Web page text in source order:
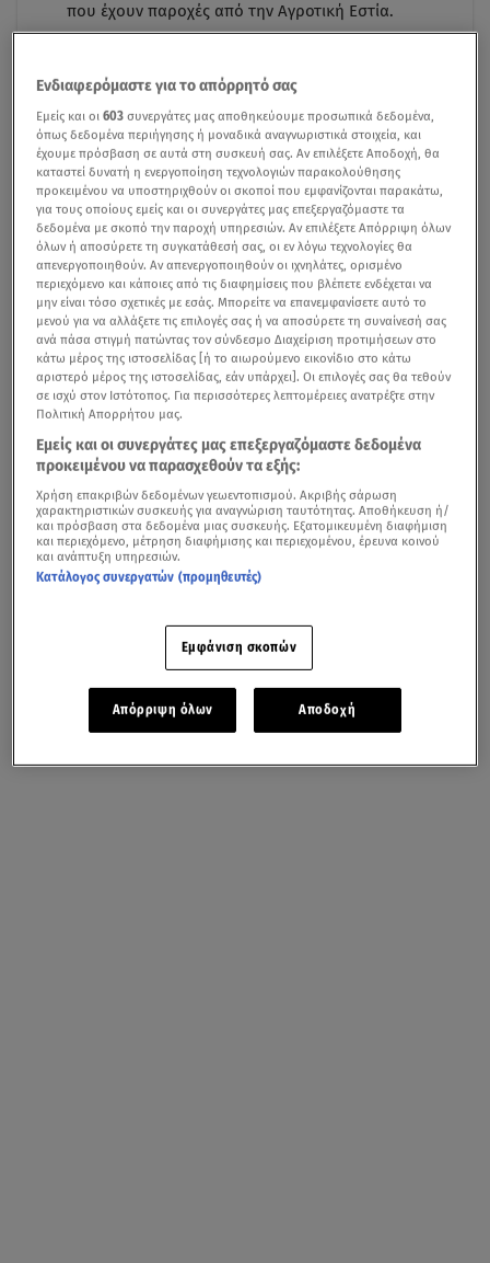
που έχουν παροχές από την Αγροτική Εστία.
Ενδιαφερόμαστε για το απόρρητό σας
Εμείς και οι603 συνεργάτες μας αποθηκεύουμε προσωπικά δεδομένα,
όπως δεδομένα περιήγησης ή μοναδικά αναγνωριστικά στοιχεία, και
έχουμε πρόσβαση σε αυτά στη συσκευή σας. Αν επιλέξετε Αποδοχή, θα
καταστεί δυνατή η ενεργοποίηση τεχνολογιών παρακολούθησης
προκειμένου να υποστηριχθούν οι σκοποί που εμφανίζονται παρακάτω,
για τους οποίους εμείς και οι συνεργάτες μας επεξεργαζόμαστε τα
δεδομένα με σκοπό την παροχή υπηρεσιών. Αν επιλέξετε Απόρριψη όλων
όλων ή αποσύρετε τη συγκατάθεσή σας, οι εν λόγω τεχνολογίες θα
απενεργοποιηθούν. Αν απενεργοποιηθούν οι ιχνηλάτες, ορισμένο
περιεχόμενο και κάποιες από τις διαφημίσεις που βλέπετε ενδέχεται να
μην είναι τόσο σχετικές με εσάς. Μπορείτε να επανεμφανίσετε αυτό το
μενού για να αλλάξετε τις επιλογές σας ή να αποσύρετε τη συναίνεσή σας
ανά πάσα στιγμή πατώντας τον σύνδεσμο Διαχείριση προτιμήσεων στο
κάτω μέρος της ιστοσελίδας [ή το αιωρούμενο εικονίδιο στο κάτω
αριστερό μέρος της ιστοσελίδας, εάν υπάρχει]. Οι επιλογές σας θα τεθούν
σε ισχύ στον Ιστότοπος. Για περισσότερες λεπτομέρειες ανατρέξτε στην
Πολιτική Απορρήτου μας.
Εμείς και οι συνεργάτες μας επεξεργαζόμαστε δεδομένα
προκειμένου να παρασχεθούν τα εξής:
Χρήση επακριβών δεδομένων γεωεντοπισμού. Ακριβής σάρωση
χαρακτηριστικών συσκευής για αναγνώριση ταυτότητας. Αποθήκευση ή/
και πρόσβαση στα δεδομένα μιας συσκευής. Εξατομικευμένη διαφήμιση
και περιεχόμενο, μέτρηση διαφήμισης και περιεχομένου, έρευνα κοινού
και ανάπτυξη υπηρεσιών.
Κατάλογος συνεργατών (προμηθευτές)
Εμφάνιση σκοπών
Απόρριψη όλων Αποδοχή